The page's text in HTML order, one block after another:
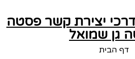
יצירת קשר פסטה
גן שמואל
דף הבית